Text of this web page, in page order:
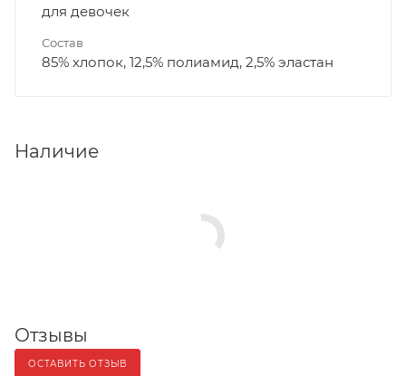
для девочек
Состав
85% хлопок, 12,5% полиамид, 2,5% эластан
Наличие
Отзывы
ОСТАВИТЬ ОТЗЫВ